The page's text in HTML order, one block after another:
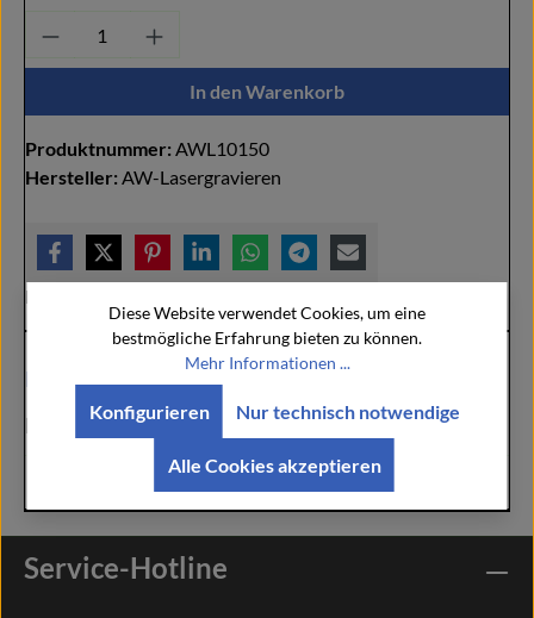
Produkt Anzahl: Gib den gewünschten
In den Warenkorb
Produktnummer: AWL10150
Hersteller: AW-Lasergravieren
Hersteller:
Beschreibung
Bewertungen
Service-Hotline
Diese Website verwendet Cookies, um eine
bestmögliche Erfahrung bieten zu können.
Mehr Informationen ...
Nur technisch notwendige
Konfigurieren
Alle Cookies akzeptieren